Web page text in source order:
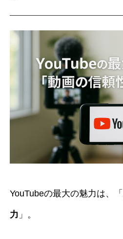
YouTubeの最大の魅力は、「
力 」。